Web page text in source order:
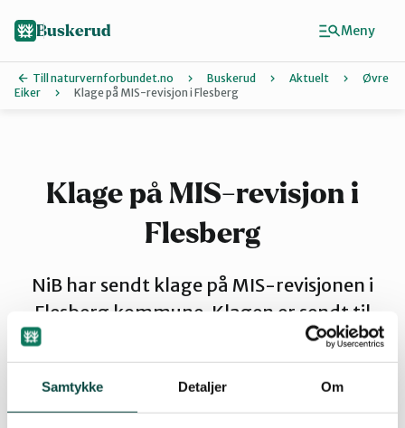
Samtykke Detaljer Om
Hole og Ringerike
Kongsberg
Buskerud
Till naturvernforbundet.no Buskerud Aktuelt
Øvre
Eiker
Klage på MIS-revisjon i Flesberg
Klage på MIS-revisjon i
Flesberg
NiB har sendt klage på MIS-revisjonen i
Flesberg kommune. Klagen er sendt til
Intertek Certification AB og DNV GL.